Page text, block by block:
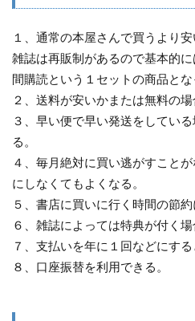
１、通常の本屋さんで買うより
雑誌は再販制があるので基本的
間購読という１セットの商品とな
２、送料が安いかまたは無料の場
３、早い便で早い発送をしてい
る。
４、毎月絶対に買い逃がすこと
にしなくてもよくなる。
５、書店に買いに行く時間の節約
６、雑誌によっては特典が付く場
７、支払いを年に１回などにす
８、口座振替を利用できる。